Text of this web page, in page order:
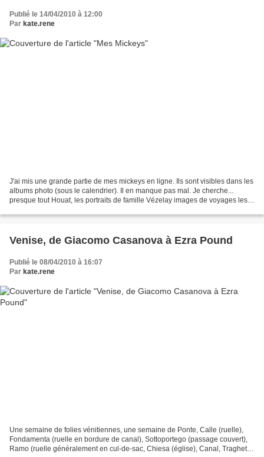
Publié le 14/04/2010 à 12:00
Par kate.rene
J'ai mis une grande partie de mes mickeys en ligne. Ils sont visibles dans les
albums photo (sous le calendrier). Il en manque pas mal. Je cherche...
presque tout Houat, les portraits de famille Vézelay images de voyages les
Venise, de Giacomo Casanova à Ezra Pound
Publié le 08/04/2010 à 16:07
Par kate.rene
Une semaine de folies vénitiennes, une semaine de Ponte, Calle (ruelle),
Fondamenta (ruelle en bordure de canal), Sottoportego (passage couvert),
Ramo (ruelle généralement en cul-de-sac, Chiesa (église), Canal, Traghetto